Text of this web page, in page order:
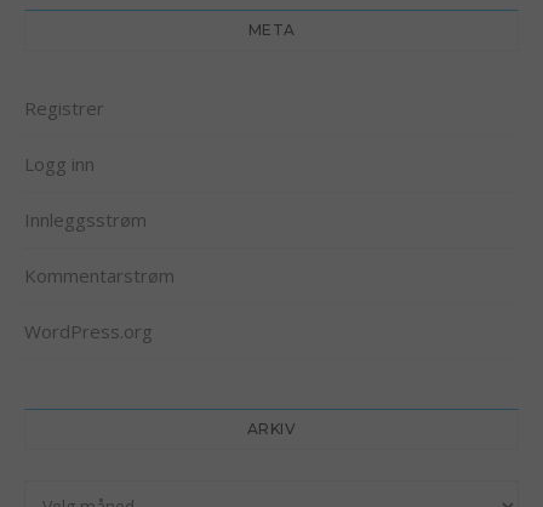
META
Registrer
Logg inn
Innleggsstrøm
Kommentarstrøm
WordPress.org
ARKIV